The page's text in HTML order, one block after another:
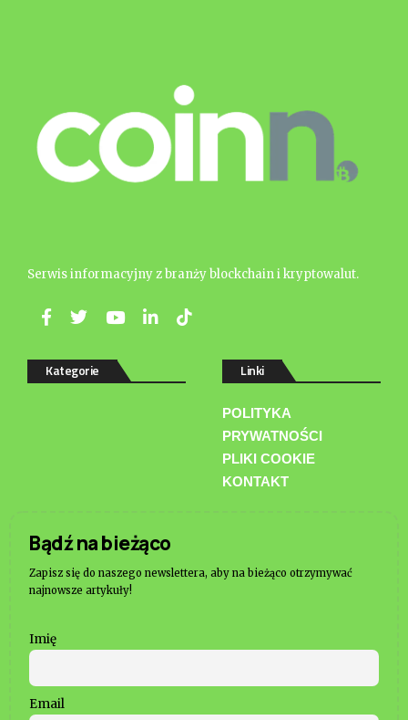
Serwis informacyjny z branży blockchain i kryptowalut.
Kategorie Linki
POLITYKA
PRYWATNOŚCI
PLIKI COOKIE
KONTAKT
Bądź na bieżąco
Zapisz się do naszego newslettera, aby na bieżąco otrzymywać
najnowsze artykuły!
Imię
Email